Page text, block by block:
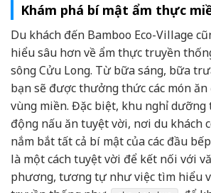
Khám phá bí mật ẩm thực
Du khách đến Bamboo Eco-Village
hiểu sâu hơn về ẩm thực truyền
sông Cửu Long. Từ bữa sáng, bữa
bạn sẽ được thưởng thức các món
vùng miền. Đặc biệt, khu nghỉ dưỡng
động nấu ăn tuyệt vời, nơi du khách
nắm bắt tất cả bí mật của các đầu
là một cách tuyệt vời để kết nối với
phương, tương tự như việc tìm hiểu